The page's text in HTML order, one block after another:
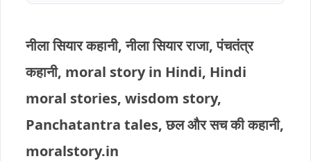
नीला सियार कहानी, नीला सियार राजा, पंचतंत्र
कहानी, moral story in Hindi, Hindi
moral stories, wisdom story,
Panchatantra tales, छल और सच की कहानी,
moralstory.in